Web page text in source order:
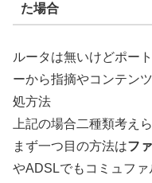
た場合
ルータは無いけどポー
ーから指摘やコンテン
処方法
上記の場合二種類考え
まず一つ目の方法はフ
やADSLでもコミュフ